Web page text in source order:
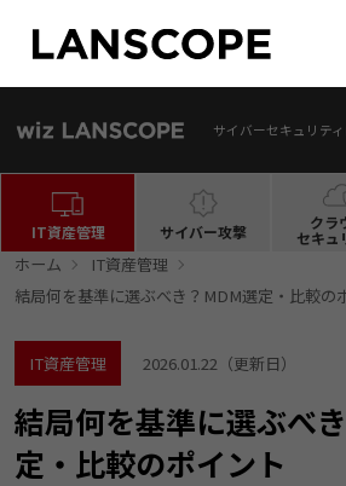
サイバーセキュリテ
IT資産管理 サイバー攻撃 クラ
セキュ
ホーム
IT資産管理
結局何を基準に選ぶべき？MDM選定・比較の
IT資産管理 2026.01.22（更新日）
結局何を基準に選ぶべ
定・比較のポイント